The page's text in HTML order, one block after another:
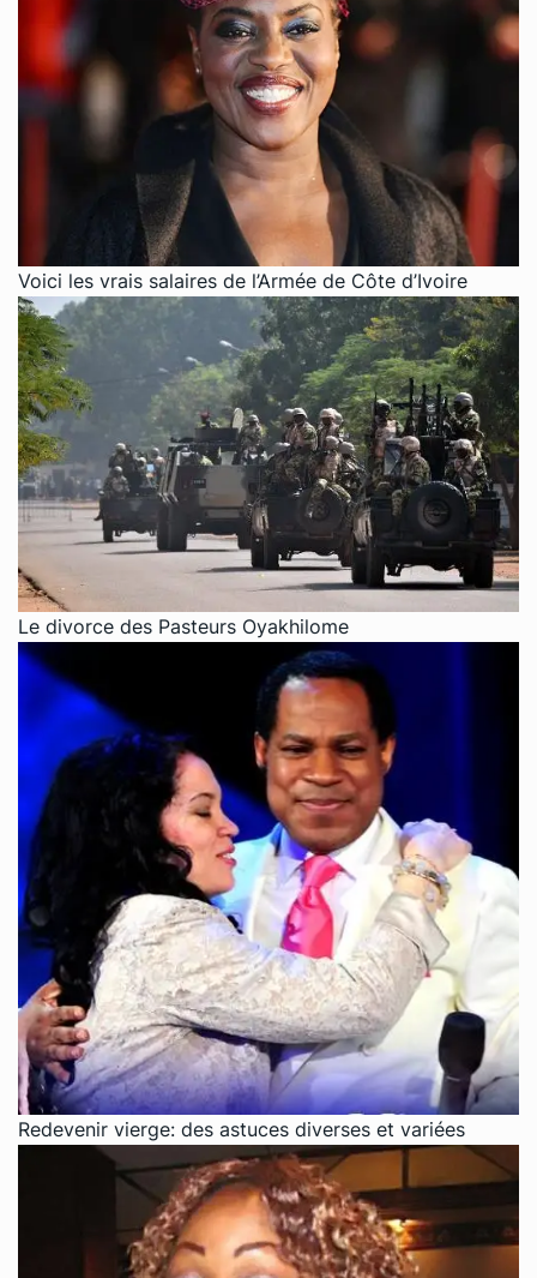
Voici les vrais salaires de l’Armée de Côte d’Ivoire
Le divorce des Pasteurs Oyakhilome
Redevenir vierge: des astuces diverses et variées